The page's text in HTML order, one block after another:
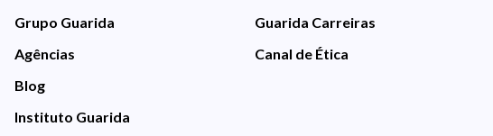
Grupo Guarida
Agências
Blog
Instituto Guarida
Guarida Carreiras
Canal de Ética